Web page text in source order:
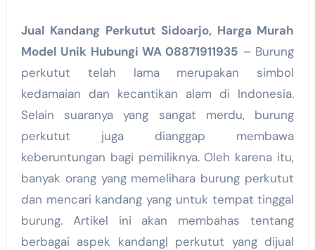
Jual Kandang Perkutut Sidoarjo, Harga Murah
Model Unik Hubungi WA 08871911935 – Burung
perkutut telah lama merupakan simbol
kedamaian dan kecantikan alam di Indonesia.
Selain suaranya yang sangat merdu, burung
perkutut juga dianggap membawa
keberuntungan bagi pemiliknya. Oleh karena itu,
banyak orang yang memelihara burung perkutut
dan mencari kandang yang untuk tempat tinggal
burung. Artikel ini akan membahas tentang
berbagai aspek kandang| perkutut yang dijual